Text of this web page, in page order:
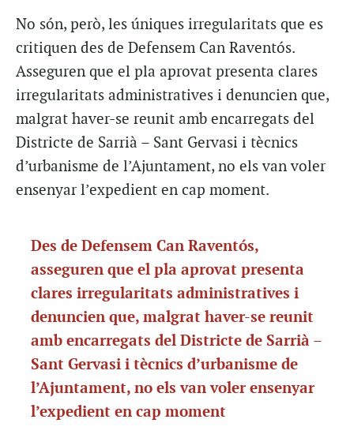
No són, però, les úniques irregularitats que es
critiquen des de Defensem Can Raventós.
Asseguren que el pla aprovat presenta clares
irregularitats administratives i denuncien que,
malgrat haver-se reunit amb encarregats del
Districte de Sarrià – Sant Gervasi i tècnics
d’urbanisme de l’Ajuntament, no els van voler
ensenyar l’expedient en cap moment.
Des de Defensem Can Raventós,
asseguren que el pla aprovat presenta
clares irregularitats administratives i
denuncien que, malgrat haver-se reunit
amb encarregats del Districte de Sarrià –
Sant Gervasi i tècnics d’urbanisme de
l’Ajuntament, no els van voler ensenyar
l’expedient en cap moment